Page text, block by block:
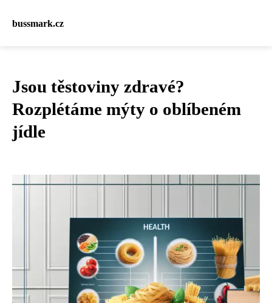
bussmark.cz
Jsou těstoviny zdravé?
Rozplétáme mýty o oblíbeném
jídle